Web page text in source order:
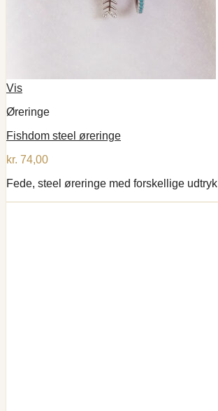
Vis
Øreringe
Fishdom steel øreringe
kr. 74,00
Fede, steel øreringe med forskellige udtryk